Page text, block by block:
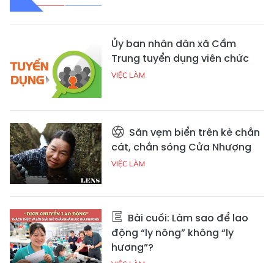
Ủy ban nhân dân xã Cẩm
Trung tuyển dụng viên chức
VIỆC LÀM
Săn vẹm biển trên kè chắn
cát, chắn sóng Cửa Nhượng
VIỆC LÀM
Bài cuối: Làm sao để lao
động “ly nông” không “ly
hương”?